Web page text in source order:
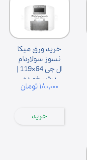
خرید ورق میکا
نسوز سولاردام
ال جی 64×119 |
برش خورده
۱۸۰,۰۰۰ تومان
خرید